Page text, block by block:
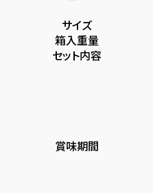
サイズ
箱入重量
セット内容
賞味期間